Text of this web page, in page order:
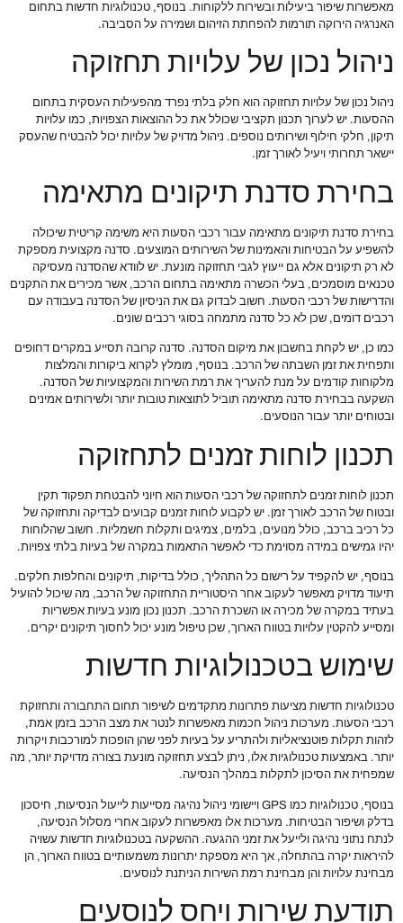
מאפשרות שיפור ביעילות ובשירות ללקוחות. בנוסף, טכנולוגיות חדשות בתחום
האנרגיה הירוקה תורמות להפחתת הזיהום ושמירה על הסביבה.
ניהול נכון של עלויות תחזוקה
ניהול נכון של עלויות תחזוקה הוא חלק בלתי נפרד מהפעילות העסקית בתחום
ההסעות. יש לערוך תכנון תקציבי שכולל את כל ההוצאות הצפויות, כמו עלויות
תיקון, חלקי חילוף ושירותים נוספים. ניהול מדויק של עלויות יכול להבטיח שהעסק
יישאר תחרותי ויעיל לאורך זמן.
בחירת סדנת תיקונים מתאימה
בחירת סדנת תיקונים מתאימה עבור רכבי הסעות היא משימה קריטית שיכולה
להשפיע על הבטיחות והאמינות של השירותים המוצעים. סדנה מקצועית מספקת
לא רק תיקונים אלא גם ייעוץ לגבי תחזוקה מונעת. יש לוודא שהסדנה מעסיקה
טכנאים מוסמכים, בעלי הכשרה מתאימה בתחום הרכב, אשר מכירים את התקנים
והדרישות של רכבי הסעות. חשוב לבדוק גם את הניסיון של הסדנה בעבודה עם
רכבים דומים, שכן לא כל סדנה מתמחה בסוגי רכבים שונים.
כמו כן, יש לקחת בחשבון את מיקום הסדנה. סדנה קרובה תסייע במקרים דחופים
ותפחית את זמן השבתה של הרכב. בנוסף, מומלץ לקרוא ביקורות והמלצות
מלקוחות קודמים על מנת להעריך את רמת השירות והמקצועיות של הסדנה.
השקעה בבחירת סדנה מתאימה תוביל לתוצאות טובות יותר ולשירותים אמינים
ובטוחים יותר עבור הנוסעים.
תכנון לוחות זמנים לתחזוקה
תכנון לוחות זמנים לתחזוקה של רכבי הסעות הוא חיוני להבטחת תפקוד תקין
ובטוח של הרכב לאורך זמן. יש לקבוע לוחות זמנים קבועים לבדיקה ותחזוקה של
כל רכיב ברכב, כולל מנועים, בלמים, צמיגים ותקלות חשמליות. חשוב שהלוחות
יהיו גמישים במידה מסוימת כדי לאפשר התאמות במקרה של בעיות בלתי צפויות.
בנוסף, יש להקפיד על רישום כל התהליך, כולל בדיקות, תיקונים והחלפות חלקים.
תיעוד מדויק מאפשר לעקוב אחר היסטוריית התחזוקה של הרכב, מה שיכול להועיל
בעתיד במקרה של מכירה או השכרת הרכב. תכנון נכון מונע בעיות אפשריות
ומסייע להקטין עלויות בטווח הארוך, שכן טיפול מונע יכול לחסוך תיקונים יקרים.
שימוש בטכנולוגיות חדשות
טכנולוגיות חדשות מציעות פתרונות מתקדמים לשיפור תחום התחבורה ותחזוקת
רכבי הסעות. מערכות ניהול חכמות מאפשרות לנטר את מצב הרכב בזמן אמת,
לזהות תקלות פוטנציאליות ולהתריע על בעיות לפני שהן הופכות למורכבות ויקרות
יותר. באמצעות טכנולוגיות אלו, ניתן לבצע תחזוקה מונעת בצורה מדויקת יותר, מה
שמפחית את הסיכון לתקלות במהלך הנסיעה.
בנוסף, טכנולוגיות כמו GPS ויישומי ניהול נהיגה מסייעות לייעול הנסיעות, חיסכון
בדלק ושיפור הבטיחות. מערכות אלו מאפשרות לעקוב אחרי מסלול הנסיעה,
לנתח נתוני נהיגה ולייעל את זמני ההגעה. ההשקעה בטכנולוגיות חדשות עשויה
להיראות יקרה בהתחלה, אך היא מספקת יתרונות משמעותיים בטווח הארוך, הן
מבחינת עלויות והן מבחינת רמת השירות הניתנת לנוסעים.
תודעת שירות ויחס לנוסעים